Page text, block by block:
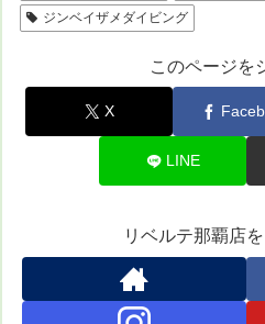
ジンベイザメダイビング
このページを
X
LINE
リベルテ那覇店